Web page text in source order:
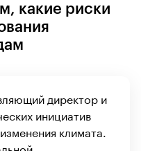
какие риски
директор и
инициатив
климата.